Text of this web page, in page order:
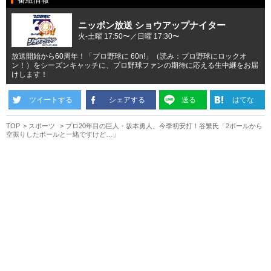
ニッポン放送 ショウアップナイター
火-土曜 17:50〜／日曜 17:30〜
放送開始から60周年！「プロ野球に 60n!」（読み：プロ野球にロックオ
ン！）をシーズンキャッチに、プロ野球ファンの期待に応える生中継をお届
けします！
ツイートする シェアする 送る はてな
TOP スポーツ
プロ20年目の巨人・坂本勇人、今季初安打！谷繁氏「2ボールから
空振りしたボールと一緒ですけど…」